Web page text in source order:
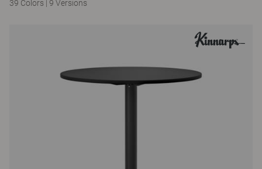
39 Colors | 9 Versions